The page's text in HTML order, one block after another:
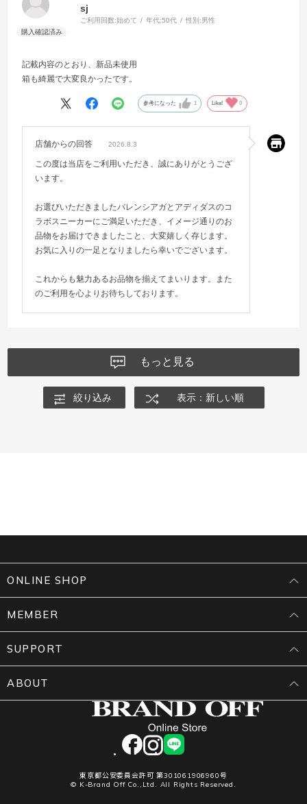
sj
ご利用回数:始めて 年代:50代 性別:男性
記載内容のとおり、新品未使用
箱も綺麗で大変良かったです。
参考になった 1 Like! 0
店舗からの回答 2026.8.3
この度は当店をご利用いただき、誠にありがとうござ
います。
お選びいただきましたバレンシアガとアディダスのコ
ラボスニーカーにご満足いただき、イメージ通りのお
品物をお届けできましたこと、大変嬉しく存じます。
お気に入りの一足となりましたら幸いでございます。
これからも魅力あるお品物を揃えてまいります。また
のご利用を心よりお待ちしております。
もっと見る
絞り込み 表示：新しい順
facebookinstagram
LINE
東京都公安委員会許可 第301061906960号
© K-Brand Off Co.,Ltd. All Rights Reserved.
ONLINE SHOP
MEMBER
SUPPORT
ABOUT